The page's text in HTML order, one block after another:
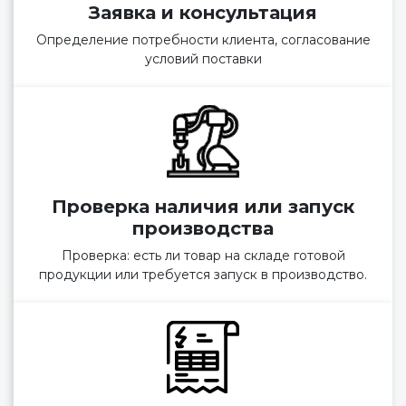
Заявка и консультация
Определение потребности клиента, согласование
условий поставки
Проверка наличия или запуск
производства
Проверка: есть ли товар на складе готовой
продукции или требуется запуск в производство.